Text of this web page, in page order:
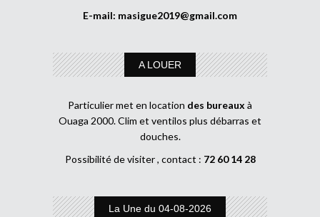
E-mail: masigue2019@gmail.com
A LOUER
Particulier met en location des bureaux à
Ouaga 2000. Clim et ventilos plus débarras et
douches.
Possibilité de visiter , contact : 72 60 14 28
La Une du 04-08-2026